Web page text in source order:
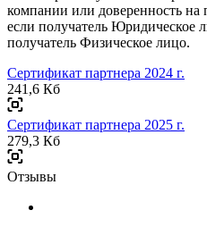
компании или доверенность на
если получатель Юридическое
получатель Физическое лицо.
Сертификат партнера 2024 г.
241,6 Кб
Сертификат партнера 2025 г.
279,3 Кб
Отзывы